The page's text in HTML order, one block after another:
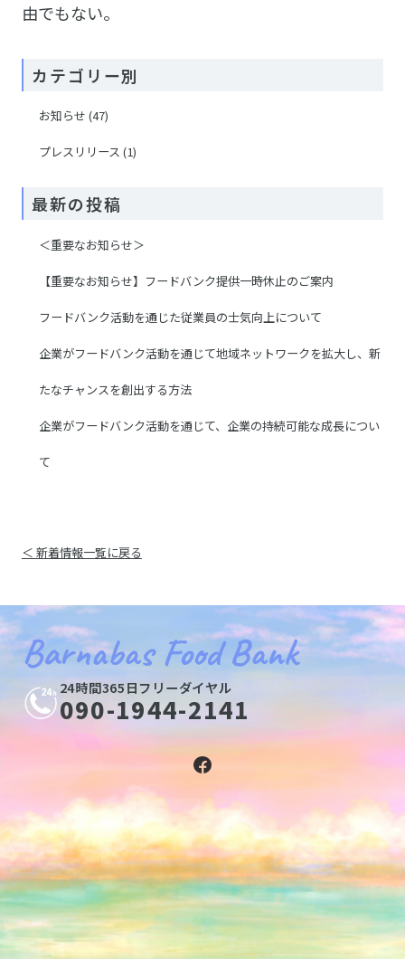
由でもない。
カテゴリー別
お知らせ (47)
プレスリリース (1)
最新の投稿
＜重要なお知らせ＞
【重要なお知らせ】フードバンク提供一時休止のご案内
フードバンク活動を通じた従業員の士気向上について
企業がフードバンク活動を通じて地域ネットワークを拡大し、新
たなチャンスを創出する方法
企業がフードバンク活動を通じて、企業の持続可能な成長につい
て
＜ 新着情報一覧に戻る
Barnabas Food Bank
24時間365日フリーダイヤル
090-1944-2141